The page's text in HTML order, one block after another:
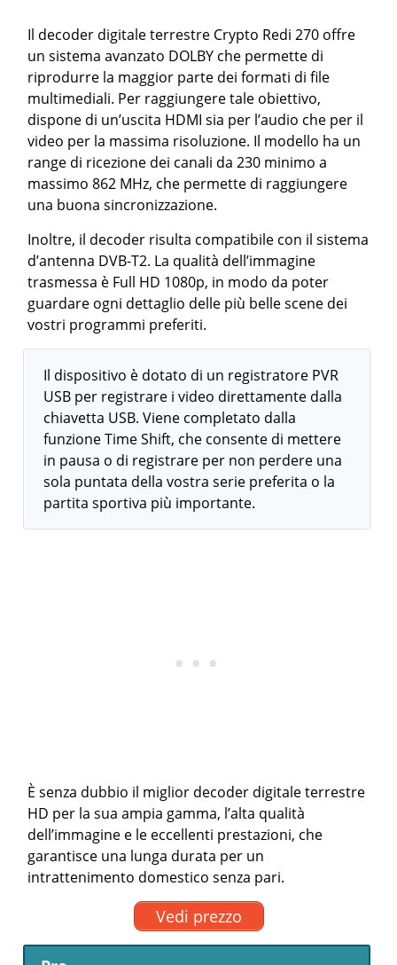
Il decoder digitale terrestre Crypto Redi 270 offre
un sistema avanzato DOLBY che permette di
riprodurre la maggior parte dei formati di file
multimediali. Per raggiungere tale obiettivo,
dispone di un’uscita HDMI sia per l’audio che per il
video per la massima risoluzione. Il modello ha un
range di ricezione dei canali da 230 minimo a
massimo 862 MHz, che permette di raggiungere
una buona sincronizzazione.
Inoltre, il decoder risulta compatibile con il sistema
d’antenna DVB-T2. La qualità dell’immagine
trasmessa è Full HD 1080p, in modo da poter
guardare ogni dettaglio delle più belle scene dei
vostri programmi preferiti.
Il dispositivo è dotato di un registratore PVR
USB per registrare i video direttamente dalla
chiavetta USB. Viene completato dalla
funzione Time Shift, che consente di mettere
in pausa o di registrare per non perdere una
sola puntata della vostra serie preferita o la
partita sportiva più importante.
È senza dubbio il miglior decoder digitale terrestre
HD per la sua ampia gamma, l’alta qualità
dell’immagine e le eccellenti prestazioni, che
garantisce una lunga durata per un
intrattenimento domestico senza pari.
Vedi prezzo